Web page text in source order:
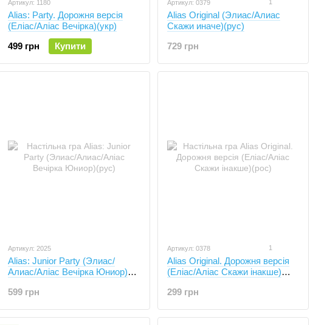
Артикул: 1180
Alias: Party. Дорожня версія
(Еліас/Аліас Вечірка)(укр)
499 грн
Купити
Артикул: 0379 1
Alias Original (Элиас/Алиас
Скажи иначе)(рус)
729 грн
Артикул: 2025
Alias: Junior Party (Элиас/
Алиас/Аліас Вечірка Юниор)
599 грн
Артикул: 0378 1
Alias Original. Дорожня версія
(Еліас/Аліас Скажи інакше)
299 грн